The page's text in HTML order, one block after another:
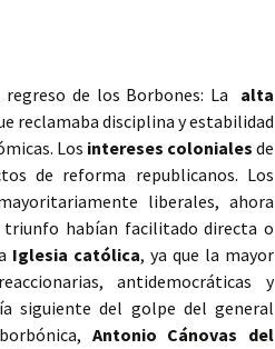
de los Borbones: La alta
reclamaba disciplina y estabilidad
Los intereses coloniales de
de reforma republicanos. Los
liberales, ahora
triunfo habían facilitado directa o
Iglesia católica, ya que la mayor
antidemocráticas y
siguiente del golpe del general
Antonio Cánovas del